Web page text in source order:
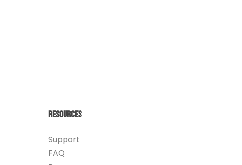
Resources
Support
FAQ